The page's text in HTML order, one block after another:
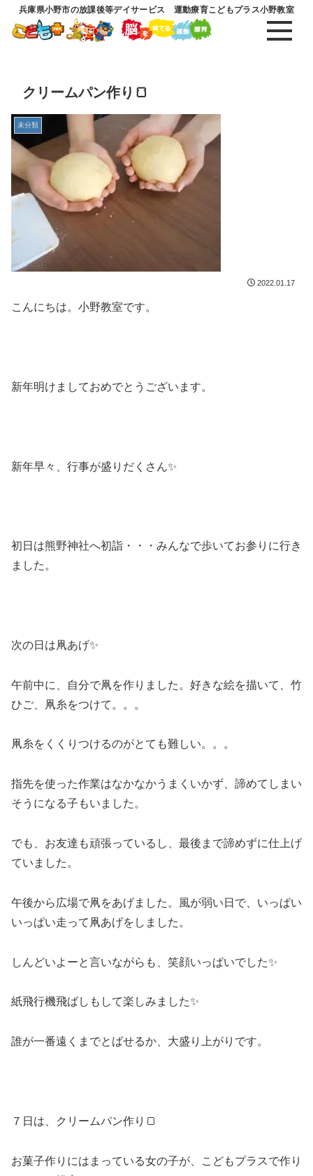
兵庫県小野市の放課後等デイサービス 運動療育こどもプラス小野教室
クリームパン作り🍞
未分類
2022.01.17
こんにちは。小野教室です。
新年明けましておめでとうございます。
新年早々、行事が盛りだくさん✨
初日は熊野神社へ初詣・・・みんなで歩いてお参りに行き
ました。
次の日は凧あげ✨
午前中に、自分で凧を作りました。好きな絵を描いて、竹
ひご、凧糸をつけて。。。
凧糸をくくりつけるのがとても難しい。。。
指先を使った作業はなかなかうまくいかず、諦めてしまい
そうになる子もいました。
でも、お友達も頑張っているし、最後まで諦めずに仕上げ
ていました。
午後から広場で凧をあげました。風が弱い日で、いっぱい
いっぱい走って凧あげをしました。
しんどいよーと言いながらも、笑顔いっぱいでした✨
紙飛行機飛ばしもして楽しみました✨
誰が一番遠くまでとばせるか、大盛り上がりです。
７日は、クリームパン作り🍞
お菓子作りにはまっている女の子が、こどもプラスで作り